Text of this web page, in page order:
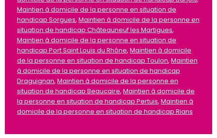
Maintien à domicile de la personne en situation de
handicap Sorgues, Maintien à domicile de la personne en
situation de handicap Châteauneuf les Martigues,
Maintien à domicile de la personne en situation de
handicap Port Saint Louis du Rhône, Maintien à domicile
de la personne en situation de handicap Toulon, Maintien
à domicile de la personne en situation de handicap
Draguignan, Maintien à domicile de la personne en
situation de handicap Beaucaire, Maintien à domicile de
la personne en situation de handicap Pertuis, Maintien à
domicile de la personne en situation de handicap Rians